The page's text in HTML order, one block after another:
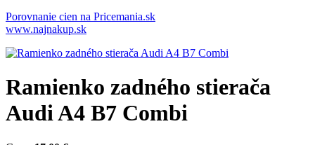
Porovnanie cien na Pricemania.sk
www.najnakup.sk
Ramienko zadného stierača
Audi A4 B7 Combi